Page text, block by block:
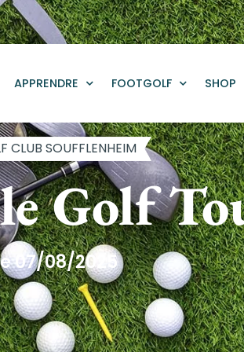
APPRENDRE FOOTGOLF SHOP
CLUB SOUFFLENHEIM
Golf
07/08/2025